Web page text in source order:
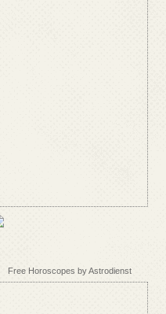
Free Horoscopes by Astrodienst